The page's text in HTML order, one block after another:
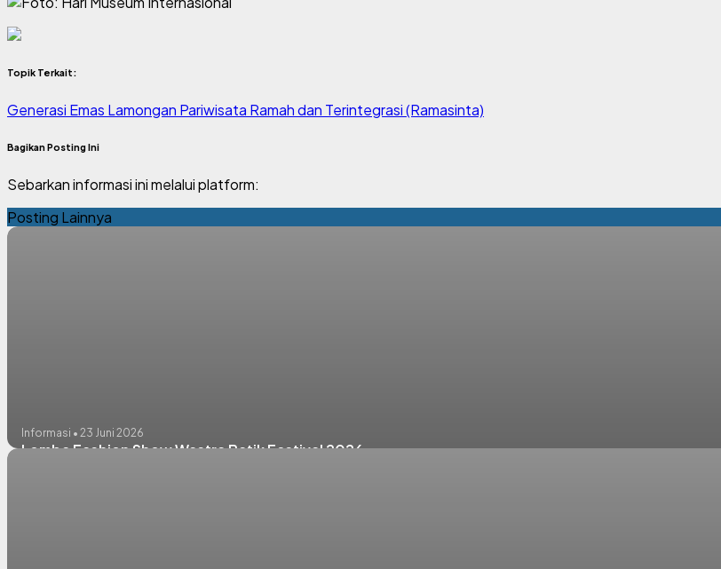
Topik Terkait:
Generasi Emas Lamongan Pariwisata Ramah dan Terintegrasi (Ramasinta)
Bagikan Posting Ini
Sebarkan informasi ini melalui platform:
Posting Lainnya
Informasi • 23 Juni 2026
Lomba Fashion Show Wastra Batik Festival 2026